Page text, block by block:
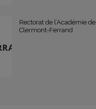
Rectorat de l’Académie de
Clermont-Ferrand